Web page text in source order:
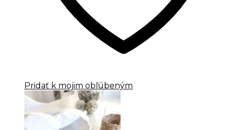
Pridať k mojim obľúbeným